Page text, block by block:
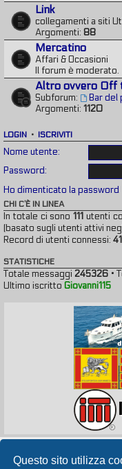
Questo sito utilizza
Link
collegamenti a siti
Argomenti: 88
Mercatino
Affari & Occasioni
Il forum è moderato.
Altro ovvero Off
Subforum:
Bar del
Argomenti: 1120
LOGIN • ISCRIVITI
Nome utente:
Password:
Ho dimenticato la password
CHI C’È IN LINEA
In totale ci sono111 utenti
(basato sugli utenti attivi
Record di utenti connessi:
STATISTICHE
Totale messaggi245326 •
Ultimo iscritto Giovanni115